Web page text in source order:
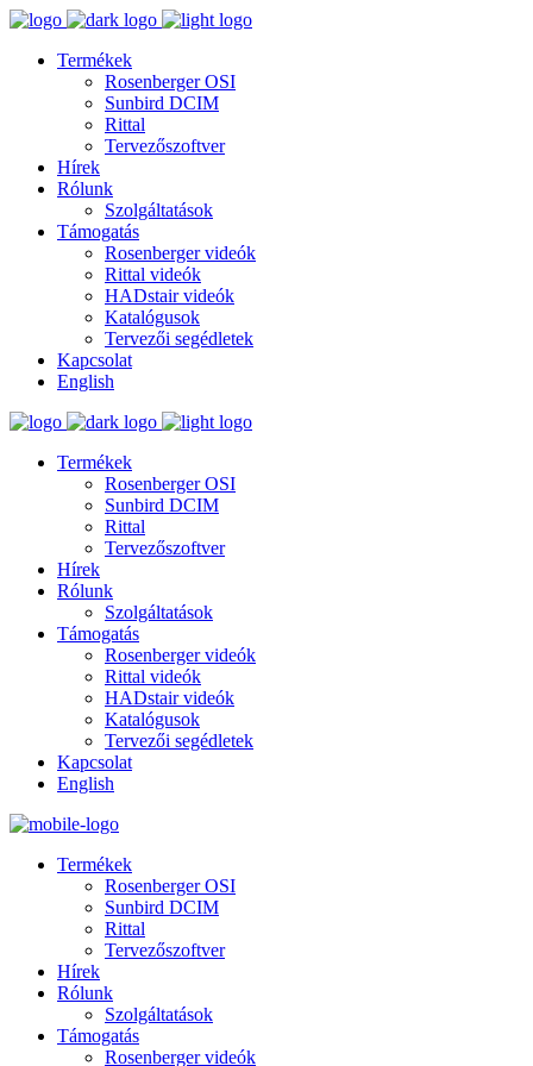
Termékek
Rosenberger OSI
Sunbird DCIM
Rittal
Tervezőszoftver
Hírek
Rólunk
Szolgáltatások
Támogatás
Rosenberger videók
Rittal videók
HADstair videók
Katalógusok
Tervezői segédletek
Kapcsolat
English
Termékek
Rosenberger OSI
Sunbird DCIM
Rittal
Tervezőszoftver
Hírek
Rólunk
Szolgáltatások
Támogatás
Rosenberger videók
Rittal videók
HADstair videók
Katalógusok
Tervezői segédletek
Kapcsolat
English
Termékek
Rosenberger OSI
Sunbird DCIM
Rittal
Tervezőszoftver
Hírek
Rólunk
Szolgáltatások
Támogatás
Rosenberger videók